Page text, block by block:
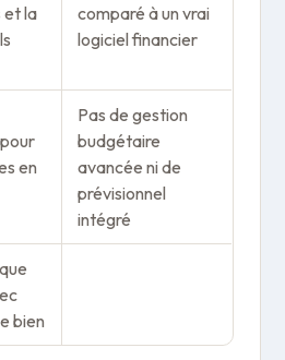
et la
comparé à un vrai
logiciel financier
en
Pas de gestion
budgétaire
avancée ni de
prévisionnel
intégré
bien